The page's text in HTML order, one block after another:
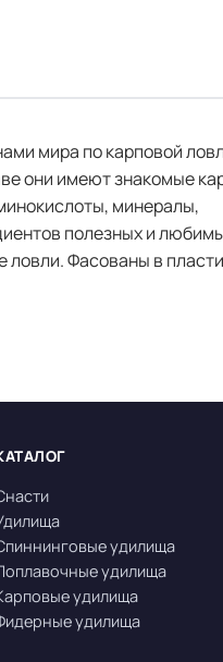
мира по карповой
они имеют знакомые
минералы,
полезных и
ловли. Фасованы в
удилища
удилища
удилища
удилища